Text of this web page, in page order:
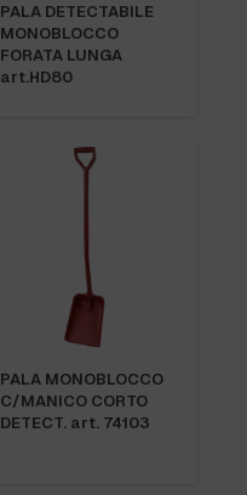
PALA DETECTABILE
MONOBLOCCO
FORATA LUNGA
art.HD80
PALA MONOBLOCCO
C/MANICO CORTO
DETECT. art. 74103